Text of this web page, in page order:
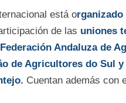
está organizado
de las uniones
Andaluza de
de Agricultores do Sul
o. Cuentan además con